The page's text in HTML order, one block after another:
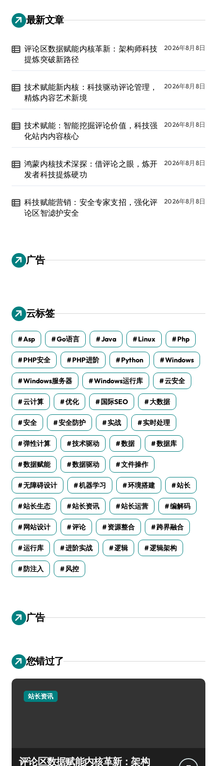
最新文章
评论区数据赋能内核革新：架构师科技
提炼突破新路径
2026年8月8日
技术赋能新内核：科技驱动评论管理，
精炼内容艺术新境
2026年8月8日
技术赋能：智能挖掘评论价值，科技强
化站内内容核心
2026年8月8日
鸿蒙内核技术深探：借评论之眼，炼开
发者科技提炼硬功
2026年8月8日
科技赋能营销：安全专家支招，强化评
论区智滤护安全
2026年8月8日
广告
云标签
Asp Go语言 Java Linux Php
PHP安全 PHP进阶 Python Windows
Windows服务器 Windows运行库 云安全
云计算 优化 国际SEO 大数据
安全 安全防护 实战 实时处理
弹性计算 技术驱动 数据 数据库
数据赋能 数据驱动 文件操作
无障碍设计 机器学习 环境搭建 站长
站长生态 站长资讯 站长运营 编解码
网站设计 评论 资源整合 跨界融合
运行库 进阶实战 逻辑 逻辑架构
防注入 风控
广告
您错过了
站长资讯
评论区数据赋能内核革新：架构